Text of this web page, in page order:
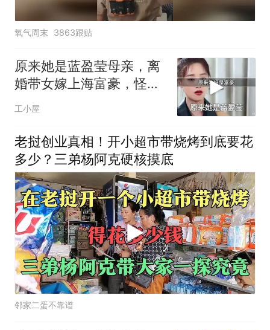
氧气周末 3863跟贴
原来她是蓝盈莹母亲，离
婚带女嫁上海富豪，怪不
得女儿上央视大剧
工小屋
老挝创业真相！开小超市带烧烤到底要花
多少？三弟杨阿克硬核摸底
邻家二蛋不靠谱